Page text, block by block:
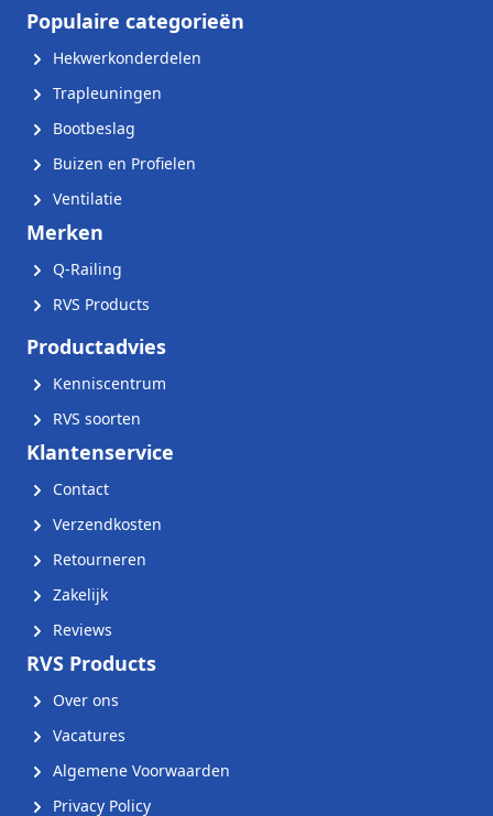
Populaire categorieën
Hekwerkonderdelen
Trapleuningen
Bootbeslag
Buizen en Profielen
Ventilatie
Merken
Q-Railing
RVS Products
Productadvies
Kenniscentrum
RVS soorten
Klantenservice
Contact
Verzendkosten
Retourneren
Zakelijk
Reviews
RVS Products
Over ons
Vacatures
Algemene Voorwaarden
Privacy Policy